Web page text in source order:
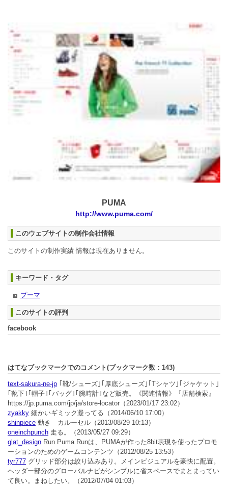
PUMA
http://www.puma.com/
このウェブサイトの制作会社情報
このサイトの制作実績 情報は現在ありません。
キーワード・タグ
プーマ
このサイトの評判
facebook
はてなブックマークでのコメント(ブックマーク数： 143)
text-sakura-ne-jp ｢靴/シューズ｣｢厚底シューズ｣｢Tシャツ｣｢ジャケット｣
｢靴下｣｢帽子｣｢バッグ｣｢腕時計｣など販売。《関連情報》『店舗検索』
https://jp.puma.com/jp/ja/store-locator （2023/01/17 23:02）
zyakky 細かいギミック凝ってる （2014/06/10 17:00）
shinpiece 動き カルーセル （2013/08/29 10:13）
oneinchpunch 走る。
（2013/05/27 09:29）
glat_design Run Puma Runは、PUMAが作った8bit表現を使ったプロモ
ーションのためのゲームコンテンツ （2012/08/25 13:53）
tyr777 グリッド部分は絞り込みあり。メインビジュアルを豪快に配置。
ヘッダー部分のグローバルナビがシンプルに省スペースでまとまってい
て良い。まねしたい。
（2012/07/04 01:03）